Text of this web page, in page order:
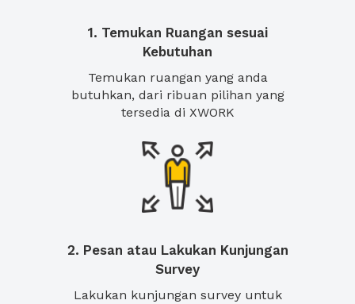
1. Temukan Ruangan sesuai
Kebutuhan
Temukan ruangan yang anda
butuhkan, dari ribuan pilihan yang
tersedia di XWORK
2. Pesan atau Lakukan Kunjungan
Survey
Lakukan kunjungan survey untuk